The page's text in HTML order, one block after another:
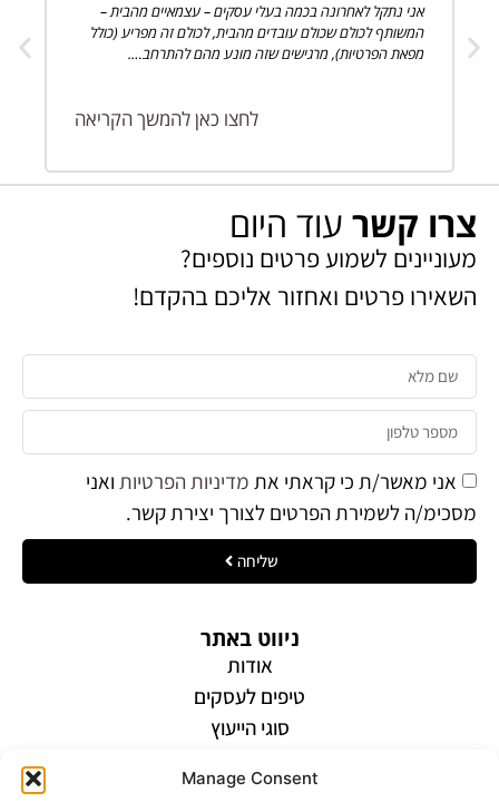
Manage Consent
אני נתקל לאחרונה בכמה בעלי עסקים – עצמאיים מהבית –
המשותף לכולם שכולם עובדים מהבית, לכולם זה מפריע (כולל
מפאת הפרטיות), מרגישים שזה מונע מהם להתרחב….
לחצו כאן להמשך הקריאה
צרו קשר עוד היום
מעוניינים לשמוע פרטים נוספים?
השאירו פרטים ואחזור אליכם בהקדם!​
אני מאשר/ת כי קראתי את מדיניות הפרטיות ואני
מסכימ/ה לשמירת הפרטים לצורך יצירת קשר.
שליחה
ניווט באתר
אודות
טיפים לעסקים
סוגי הייעוץ
מדיניות פרטיות